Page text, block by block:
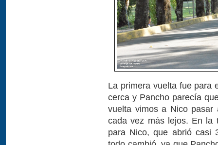
La primera vuelta fue para
cerca y Pancho parecía
vuelta vimos a Nico
cada vez más lejos. En la
para Nico, que abrió casi